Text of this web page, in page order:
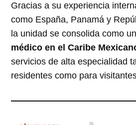
Gracias a su experiencia
como España, Panamá y
la unidad se consolida como
médico en el Caribe
servicios de alta especialidad
residentes como para